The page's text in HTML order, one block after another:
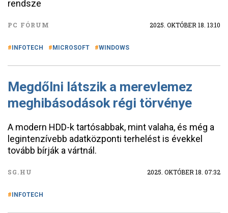
rendsze
PC FÓRUM 2025. OKTÓBER 18. 13:10
INFOTECH MICROSOFT WINDOWS
Megdőlni látszik a merevlemez
meghibásodások régi törvénye
A modern HDD-k tartósabbak, mint valaha, és még a
legintenzívebb adatközponti terhelést is évekkel
tovább bírják a vártnál.
SG.HU 2025. OKTÓBER 18. 07:32
INFOTECH